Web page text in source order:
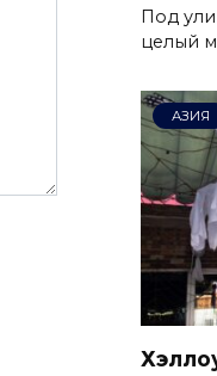
Под
целый
АЗИЯ